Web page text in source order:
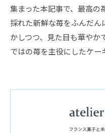
集まった本記事で、最高の
採れた新鮮な苺をふんだ
かしつつ、見た目も華やか
ではの苺を主役にしたケー